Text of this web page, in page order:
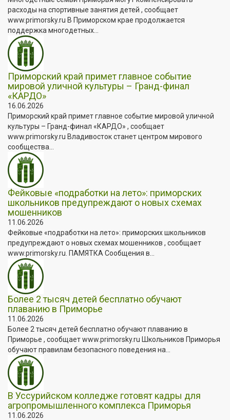
расходы на спортивные занятия детей , сообщает
www.primorsky.ru В Приморском крае продолжается
поддержка многодетных...
Приморский край примет главное событие
мировой уличной культуры – Гранд-финал
«КАРДО»
16.06.2026
Приморский край примет главное событие мировой уличной
культуры – Гранд-финал «КАРДО» , сообщает
www.primorsky.ru Владивосток станет центром мирового
сообщества...
Фейковые «подработки на лето»: приморских
школьников предупреждают о новых схемах
мошенников
11.06.2026
Фейковые «подработки на лето»: приморских школьников
предупреждают о новых схемах мошенников , сообщает
www.primorsky.ru. ПАМЯТКА Сообщения в...
Более 2 тысяч детей бесплатно обучают
плаванию в Приморье
11.06.2026
Более 2 тысяч детей бесплатно обучают плаванию в
Приморье , сообщает www.primorsky.ru Школьников Приморья
обучают правилам безопасного поведения на...
В Уссурийском колледже готовят кадры для
агропромышленного комплекса Приморья
11.06.2026